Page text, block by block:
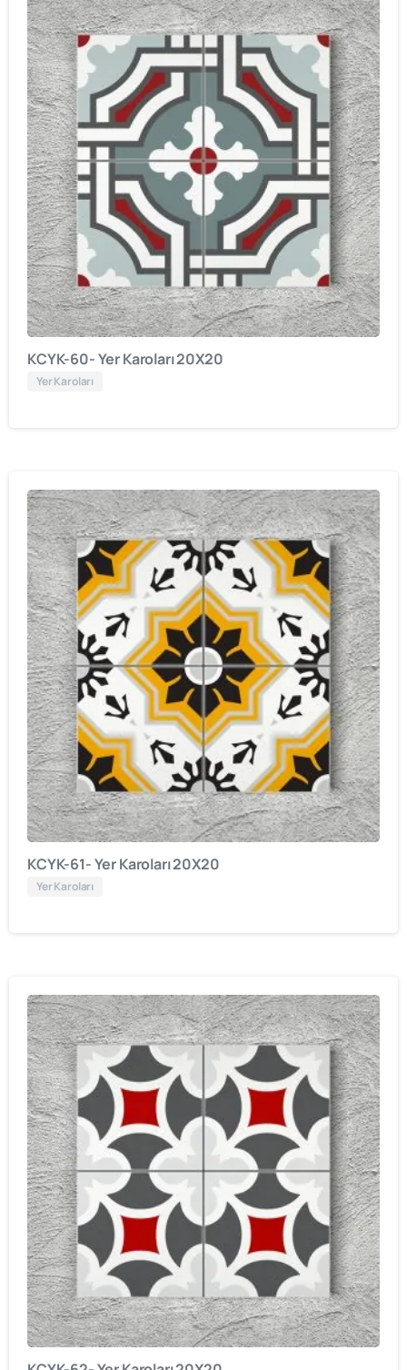
KCYK-60- Yer Karoları 20X20
Yer Karoları
KCYK-61- Yer Karoları 20X20
Yer Karoları